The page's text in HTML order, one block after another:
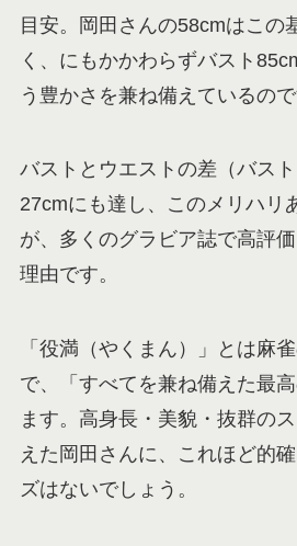
目安。岡田さんの58cmはこの
く、にもかかわらずバスト
う豊かさを兼ね備えているので
バストとウエストの差（バス
27cmにも達し、このメリハリ
が、多くのグラビア誌で高評
理由です。
「役満（やくまん）」とは麻
で、「すべてを兼ね備えた最
ます。高身長・美貌・抜群の
えた岡田さんに、これほど的
ズはないでしょう。